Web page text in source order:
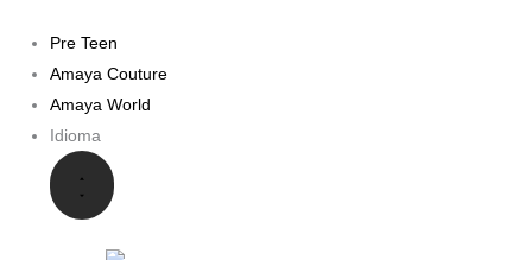
Pre Teen
Amaya Couture
Amaya World
Idioma